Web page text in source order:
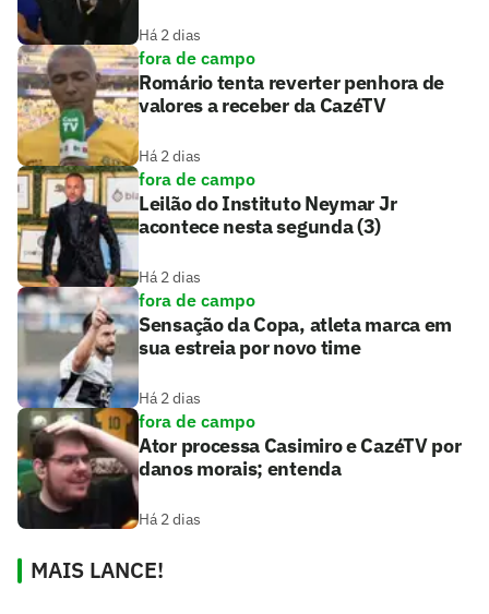
Há 2 dias
fora de campo
Romário tenta reverter penhora de
valores a receber da CazéTV
Há 2 dias
fora de campo
Leilão do Instituto Neymar Jr
acontece nesta segunda (3)
Há 2 dias
fora de campo
Sensação da Copa, atleta marca em
sua estreia por novo time
Há 2 dias
fora de campo
Ator processa Casimiro e CazéTV por
danos morais; entenda
Há 2 dias
MAIS LANCE!